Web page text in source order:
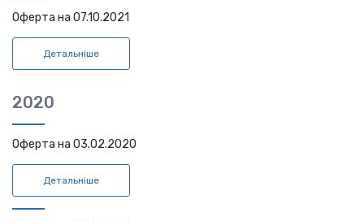
Оферта на 07.10.2021
Детальніше
2020
Оферта на 03.02.2020
Детальніше